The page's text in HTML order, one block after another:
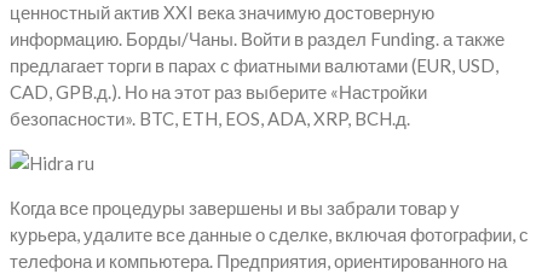
ценностный актив XXI века значимую достоверную
информацию. Борды/Чаны. Войти в раздел Funding. а также
предлагает торги в парах с фиатными валютами (EUR, USD,
CAD, GPB.д.). Но на этот раз выберите «Настройки
безопасности». BTC, ETH, EOS, ADA, XRP, BCH.д.
Когда все процедуры завершены и вы забрали товар у
курьера, удалите все данные о сделке, включая фотографии, с
телефона и компьютера. Предприятия, ориентированного на